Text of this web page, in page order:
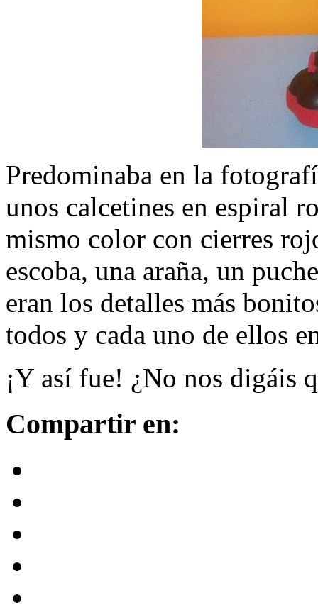
Predominaba en la
unos calcetines en espiral
mismo color con cierres
escoba, una araña, un
eran los detalles más
todos y cada uno de ellos
¡Y así fue! ¿No nos digáis
Compartir en: